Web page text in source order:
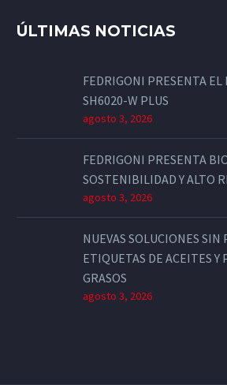
ÚLTIMAS NOTICIAS
FEDRIGONI PRESENTA EL
SH6020-W PLUS
agosto 3, 2026
FEDRIGONI PRESENTA
SOSTENIBILIDAD Y ALTO
agosto 3, 2026
NUEVAS SOLUCIONES SIN
ETIQUETAS DE ACEITES Y
GRASOS
agosto 3, 2026